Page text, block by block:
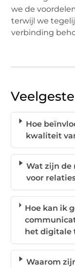
we de
terwijl we
verbinding
Hoe
kwaliteit
Wat zijn de
voor
Hoe kan ik
het digitale
Waarom